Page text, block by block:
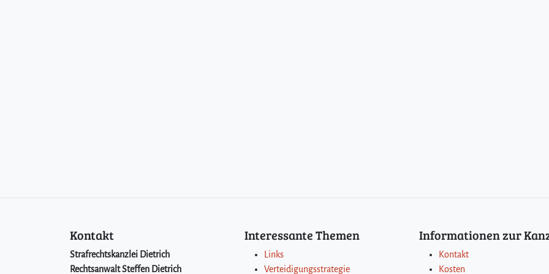
Kontakt
Strafrechtskanzlei Dietrich
Rechtsanwalt Steffen Dietrich
Interessante Themen
Links
Verteidigungsstrategie
Informationen zur
Kontakt
Kosten